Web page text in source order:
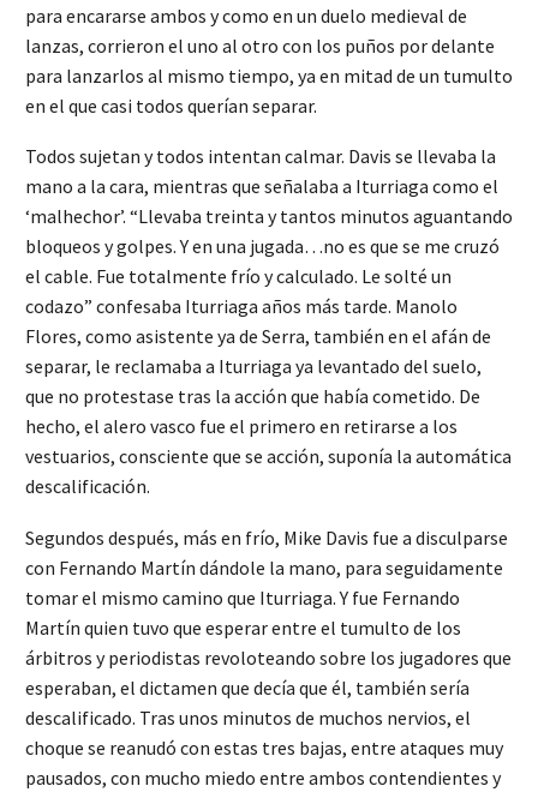
para encararse ambos y como en un duelo medieval de
lanzas, corrieron el uno al otro con los puños por delante
para lanzarlos al mismo tiempo, ya en mitad de un tumulto
en el que casi todos querían separar.
Todos sujetan y todos intentan calmar. Davis se llevaba la
mano a la cara, mientras que señalaba a Iturriaga como el
‘malhechor’. “Llevaba treinta y tantos minutos aguantando
bloqueos y golpes. Y en una jugada…no es que se me cruzó
el cable. Fue totalmente frío y calculado. Le solté un
codazo” confesaba Iturriaga años más tarde. Manolo
Flores, como asistente ya de Serra, también en el afán de
separar, le reclamaba a Iturriaga ya levantado del suelo,
que no protestase tras la acción que había cometido. De
hecho, el alero vasco fue el primero en retirarse a los
vestuarios, consciente que se acción, suponía la automática
descalificación.
Segundos después, más en frío, Mike Davis fue a disculparse
con Fernando Martín dándole la mano, para seguidamente
tomar el mismo camino que Iturriaga. Y fue Fernando
Martín quien tuvo que esperar entre el tumulto de los
árbitros y periodistas revoloteando sobre los jugadores que
esperaban, el dictamen que decía que él, también sería
descalificado. Tras unos minutos de muchos nervios, el
choque se reanudó con estas tres bajas, entre ataques muy
pausados, con mucho miedo entre ambos contendientes y